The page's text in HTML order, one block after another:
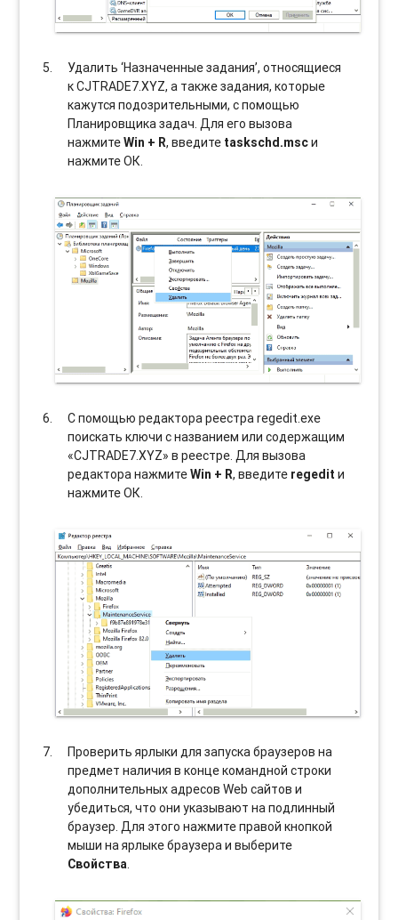
Удалить ‘Назначенные задания’, относящиеся
к CJTRADE7.XYZ, а также задания, которые
кажутся подозрительными, с помощью
Планировщика задач. Для его вызова
нажмитеWin + R, введите taskschd.mscи
нажмите ОК.
С помощью редактора реестра regedit.exe
поискать ключи с названием или содержащим
«CJTRADE7.XYZ» в реестре. Для вызова
редактора нажмитеWin + R, введите regedit и
нажмите ОК.
Проверить ярлыки для запуска браузеров на
предмет наличия в конце командной строки
дополнительных адресов Web сайтов и
убедиться, что они указывают на подлинный
браузер. Для этого нажмите правой кнопкой
мыши на ярлыке браузера и выберите
Свойства.